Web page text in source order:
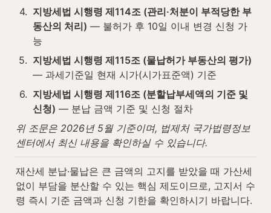
4. 지방세법 시행령 제114조 (관리·처분이 부적당한 부
동산의 처리) — 불허가 후 10일 이내 변경 신청 가
능
5. 지방세법 시행령 제115조 (물납허가 부동산의 평가)
— 과세기준일 현재 시가(시가표준액) 기준
6. 지방세법 시행령 제116조 (분할납부세액의 기준 및
신청) — 분납 금액 기준 및 신청 절차
위 조문은 2026년 5월 기준이며, 법제처 국가법령정보
센터에서 최신 내용을 확인하실 수 있습니다.
재산세 분납·물납은 큰 금액의 고지를 받았을 때 가산세
없이 부담을 분산할 수 있는 핵심 제도이므로, 고지서 수
령 즉시 기준 금액과 신청 기한을 확인하시기 바랍니다.